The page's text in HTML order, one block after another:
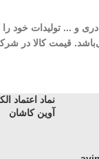
گلیم، گبه، ویژن، وینتیج، عروسکی، تابلو، پادری
فعالیت می‌باشد. قیمت کالا
نماد اعتماد
آوین کاشان